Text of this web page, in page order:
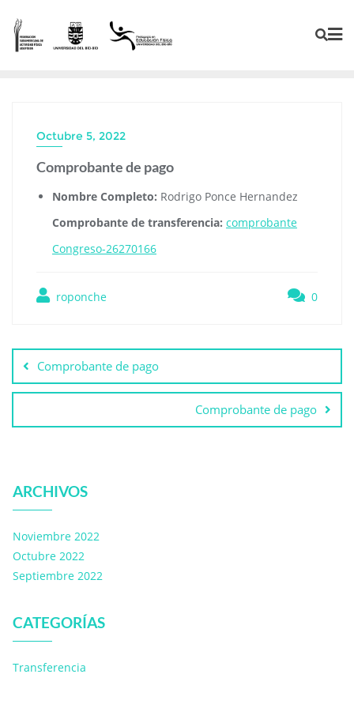
Octubre 5, 2022
Comprobante de pago
Nombre Completo: Rodrigo Ponce Hernandez
Comprobante de transferencia: comprobante
Congreso-26270166
roponche 0
Comprobante de pago
Comprobante de pago
ARCHIVOS
Noviembre 2022
Octubre 2022
Septiembre 2022
CATEGORÍAS
Transferencia